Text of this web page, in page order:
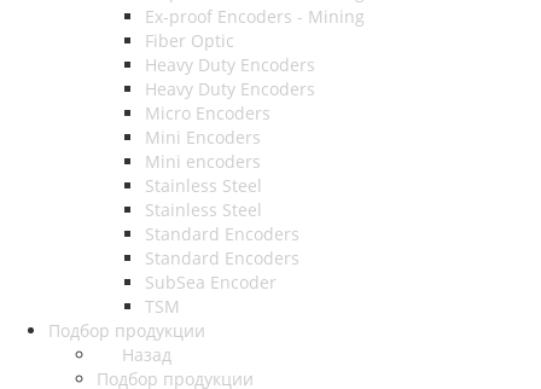
Ex-proof Encoders - Mining
Fiber Optic
Heavy Duty Encoders
Heavy Duty Encoders
Micro Encoders
Mini Encoders
Mini encoders
Stainless Steel
Stainless Steel
Standard Encoders
Standard Encoders
SubSea Encoder
TSM
Подбор продукции
Назад
Подбор продукции